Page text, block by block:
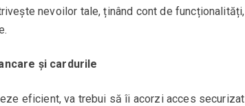
nevoilor tale, ținând cont de
și cardurile
eficient, va trebui să îi acorzi acces